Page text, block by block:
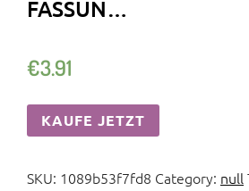
FASSUN…
€3.91
KAUFE JETZT
SKU: 1089b53f7fd8 Category: null